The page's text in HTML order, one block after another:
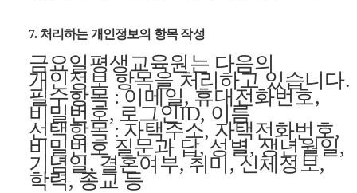
7. 처리하는 개인정보의 항목 작성
금요일평생교육원는 다음의
개인정보 항목을 처리하고 있습니다.
필수항목 : 이메일, 휴대전화번호,
비밀번호, 로그인ID, 이름
선택항목 : 자택주소, 자택전화번호,
비밀번호 질문과 답, 성별, 생년월일,
기념일, 결혼여부, 취미, 신체정보,
학력, 종교 등